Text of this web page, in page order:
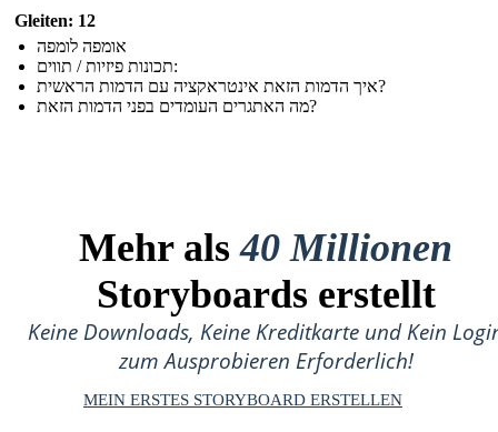
Gleiten: 12
אומפה לומפה
תכונות פיזיות / תווים:
איך הדמות הזאת אינטראקציה עם הדמות הראשית?
מה האתגרים העומדים בפני הדמות הזאת?
Mehr als40 Millionen
Storyboards erstellt
Keine Downloads, Keine Kreditkarte und Kein
zum Ausprobieren Erforderlich!
MEIN ERSTES STORYBOARD ERSTELLEN